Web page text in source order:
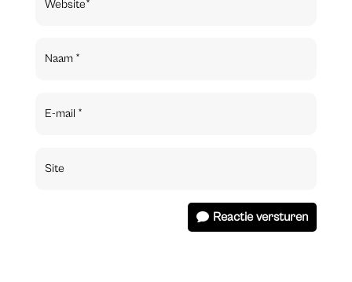
Reactie versturen